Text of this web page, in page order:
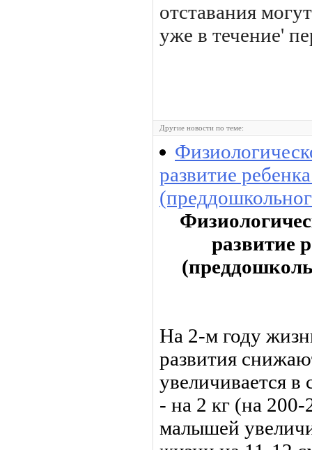
отставания
уже в течение'
Другие новости по теме:
развитие
развитие
На 2-м году
развития
увеличивается в
- на 2 кг (на
малышей